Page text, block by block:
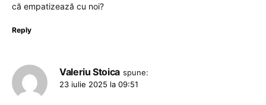
că empatizează cu noi?
Reply
Valeriu Stoica spune:
23 iulie 2025 la 09:51